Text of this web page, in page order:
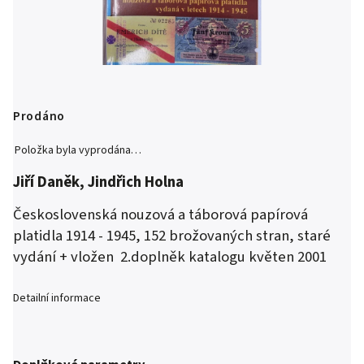
Prodáno
Položka byla vyprodána…
Jiří Daněk, Jindřich Holna
Československá nouzová a táborová papírová
platidla 1914 - 1945, 152 brožovaných stran, staré
vydání + vložen 2.doplněk katalogu květen 2001
Detailní informace